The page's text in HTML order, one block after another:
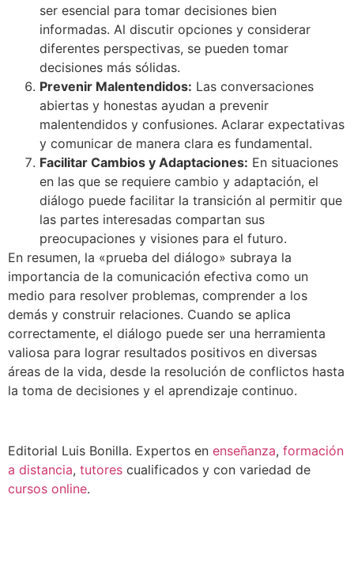
ser esencial para tomar decisiones bien
informadas. Al discutir opciones y considerar
diferentes perspectivas, se pueden tomar
decisiones más sólidas.
Prevenir Malentendidos: Las conversaciones
abiertas y honestas ayudan a prevenir
malentendidos y confusiones. Aclarar expectativas
y comunicar de manera clara es fundamental.
Facilitar Cambios y Adaptaciones: En situaciones
en las que se requiere cambio y adaptación, el
diálogo puede facilitar la transición al permitir que
las partes interesadas compartan sus
preocupaciones y visiones para el futuro.
En resumen, la «prueba del diálogo» subraya la
importancia de la comunicación efectiva como un
medio para resolver problemas, comprender a los
demás y construir relaciones. Cuando se aplica
correctamente, el diálogo puede ser una herramienta
valiosa para lograr resultados positivos en diversas
áreas de la vida, desde la resolución de conflictos hasta
la toma de decisiones y el aprendizaje continuo.
Editorial Luis Bonilla. Expertos en enseñanza, formación
a distancia, tutores cualificados y con variedad de
cursos online.